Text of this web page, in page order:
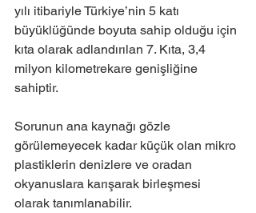
yılı itibariyle Türkiye’nin 5 katı
büyüklüğünde boyuta sahip olduğu için
kıta olarak adlandırılan 7. Kıta, 3,4
milyon kilometrekare genişliğine
sahiptir.
Sorunun ana kaynağı gözle
görülemeyecek kadar küçük olan mikro
plastiklerin denizlere ve oradan
okyanuslara karışarak birleşmesi
olarak tanımlanabilir.